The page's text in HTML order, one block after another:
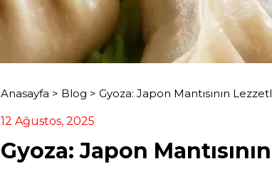
Anasayfa > Blog > Gyoza: Japon Mantısının
12 Ağustos, 2025
Gyoza: Japon